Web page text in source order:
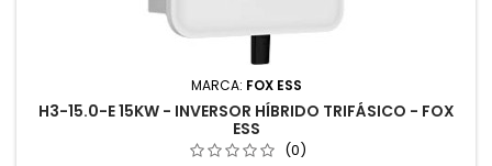
MARCA: FOX ESS
H3-15.0-E 15KW - INVERSOR HÍBRIDO TRIFÁSICO - FOX
ESS
(0)